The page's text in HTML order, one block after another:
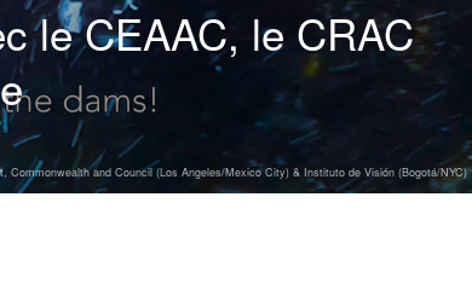
le CEAAC, le CRAC
Commonwealth and Council (Los Angeles/Mexico City) & Instituto de Visión (Bogotá/NYC)